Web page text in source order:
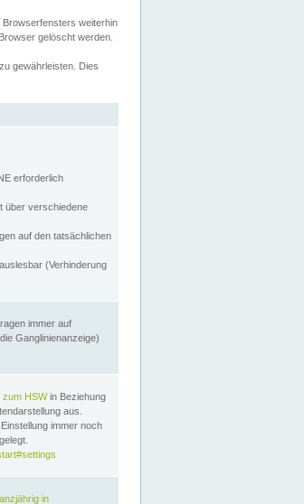
weiterhin
gelöscht werden.
gewährleisten. Dies
erforderlich
über verschiedene
auf den tatsächlichen
(Verhinderung
immer auf
Ganglinienanzeige)
zum HSWin Beziehung
aus.
immer noch
in